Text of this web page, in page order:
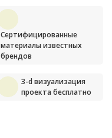
Сертифицированные
материалы известных
брендов
3-d визуализация
проекта бесплатно